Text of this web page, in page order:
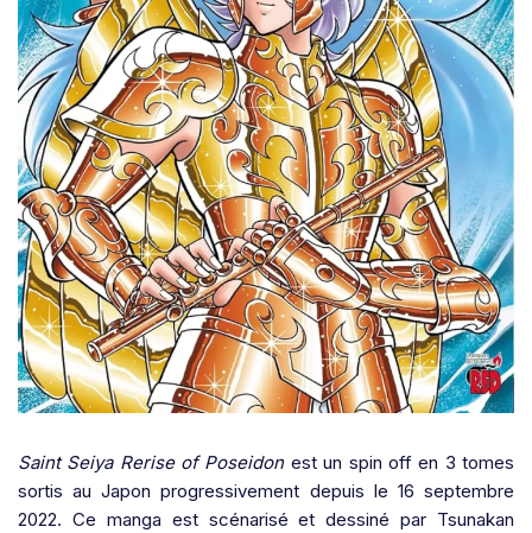
Saint Seiya Rerise of Poseidonest un spin off en 3 tomes
sortis au Japon progressivement depuis le 16 septembre
2022. Ce manga est scénarisé et dessiné par Tsunakan